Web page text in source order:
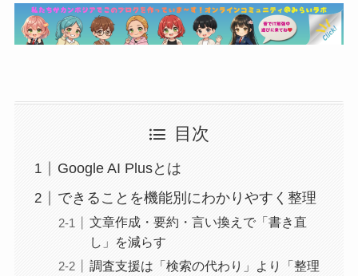
目次
Google AI Plusとは
できることを機能別にわかりやすく整理
文章作成・要約・言い換えで「書き直
し」を減らす
調査支援は「検索の代わり」より「整理